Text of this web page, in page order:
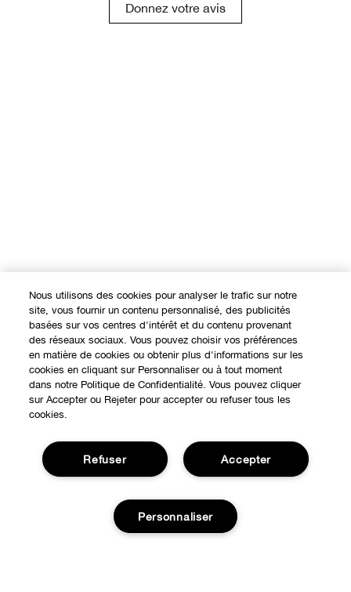
Donnez votre avis
Expérience en ligne
Nous utilisons des cookies pour analyser le trafic sur notre
site, vous fournir un contenu personnalisé, des publicités
basées sur vos centres d'intérêt et du contenu provenant
des réseaux sociaux. Vous pouvez choisir vos préférences
en matière de cookies ou obtenir plus d'informations sur les
cookies en cliquant sur Personnaliser ou à tout moment
dans notre Politique de Confidentialité. Vous pouvez cliquer
sur Accepter ou Rejeter pour accepter ou refuser tous les
cookies.
Accepter
Refuser
Personnaliser